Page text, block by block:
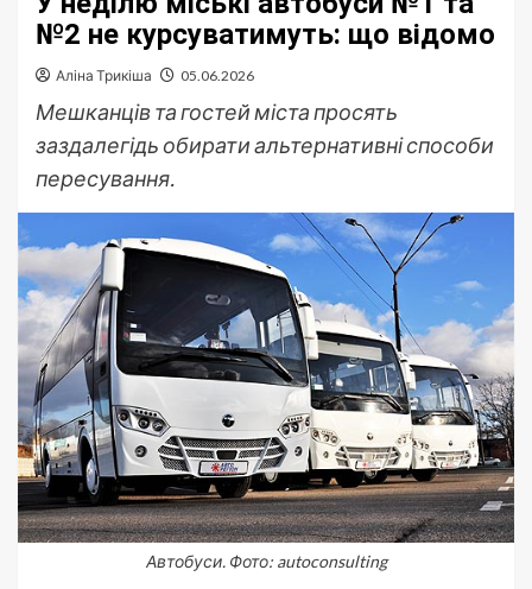
№2 не курсуватимуть: що відомо
Аліна Трикіша 05.06.2026
Мешканців та гостей міста просять
заздалегідь обирати альтернативні способи
пересування.
Автобуси. Фото: autoconsulting